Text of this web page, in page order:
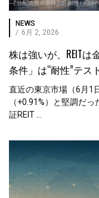
NEWS
/ 6月 2, 2026
株は強いが、REIT
条件」は“耐性”テス
直近の東京市場（6月1
（+0.91%）と堅調だ
証REIT ...